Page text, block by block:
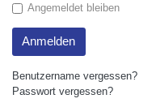
Angemeldet bleiben
Anmelden
Benutzername vergessen?
Passwort vergessen?